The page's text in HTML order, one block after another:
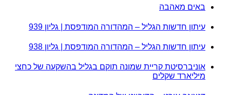
באים מאהבה
עיתון חדשות הגליל – המהדורה המודפסת | גליון 939
עיתון חדשות הגליל – המהדורה המודפסת | גליון 938
אוניברסיטת קריית שמונה תוקם בגליל בהשקעה של כחצי
מיליארד שקלים